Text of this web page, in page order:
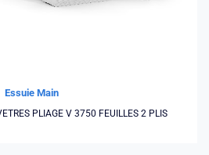
Essuie Main
PLIAGE V 3750 FEUILLES 2 PLIS